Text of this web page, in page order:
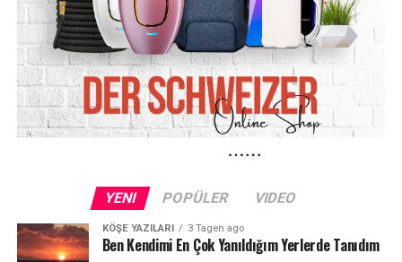
YENI POPÜLER VIDEO
KÖŞE YAZILARI 3 Tagen ago
Ben Kendimi En Çok Yanıldığım Yerlerde Tanıdım